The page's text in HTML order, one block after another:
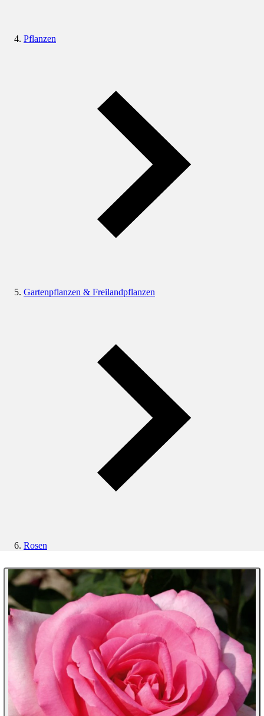
Pflanzen
Gartenpflanzen & Freilandpflanzen
Rosen